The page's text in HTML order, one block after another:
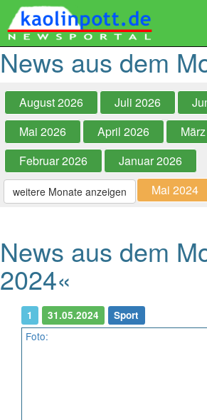
News aus dem
August 2026 Juli 2026
Mai 2026
April 2026
Februar 2026
Januar 2026
weitere Monate anzeigen Mai 2024
News aus dem
2024«
1 31.05.2024 Sport
Foto: